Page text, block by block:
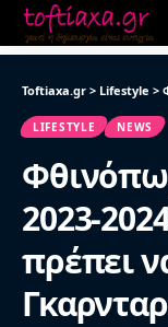
Toftiaxa.gr > Lifestyle >
LIFESTYLE NEWS
2023-
πρέπει